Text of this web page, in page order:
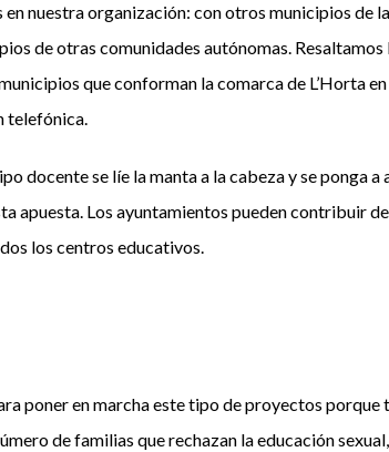
nuestra organización: con otros municipios de
de otras comunidades autónomas. Resaltamos
que conforman la comarca de L’Horta
telefónica.
docente se líe la manta a la cabeza y se ponga a
apuesta. Los ayuntamientos pueden contribuir
los centros educativos.
poner en marcha este tipo de proyectos porque
de familias que rechazan la educación